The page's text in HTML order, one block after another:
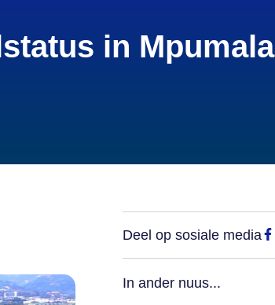
in
Deel op sosiale media
In ander nuus...